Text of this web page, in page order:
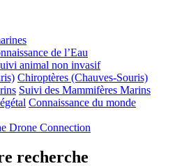
de l’Eau
animal non invasif
Chiroptères (Chauves-Souris)
Suivi des Mammifères Marins
Connaissance du monde
Drone Connection
recherche